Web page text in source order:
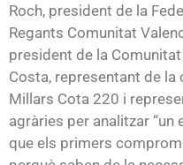
Roch, president de la
Regants Comunitat
president de la
Costa, representant de
Millars Cota 220 i
agràries per analitzar “un
que els primers